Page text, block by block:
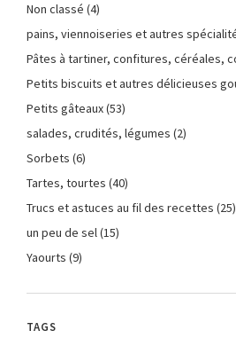
Non classé (4)
pains, viennoiseries et autres
Pâtes à tartiner, confitures, céréales,
Petits biscuits et autres délicieuses
Petits gâteaux(53)
salades, crudités, légumes (2)
Sorbets (6)
Tartes, tourtes (40)
Trucs et astuces au fil des recettes (25)
un peu de sel(15)
Yaourts (9)
TAGS